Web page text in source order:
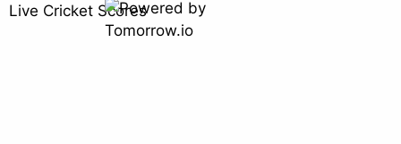
Live Cricket Scores